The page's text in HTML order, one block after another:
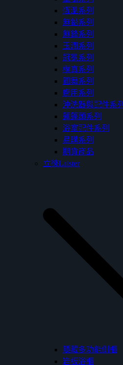
恆溫系列
無鉛系列
無鋒系列
玉潤系列
冠冕系列
樸真系列
圓舞系列
廚用系列
沖洗器與配件系列
蓮蓬頭系列
浴室配件系列
易購系列
期貨商品
立徠Laister
隱藏多功能側櫃
岩板浴櫃